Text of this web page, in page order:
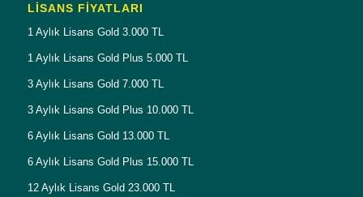
LISANS FIYATLARI
1 Aylık Lisans Gold 3.000 TL
1 Aylık Lisans Gold Plus 5.000 TL
3 Aylık Lisans Gold 7.000 TL
3 Aylık Lisans Gold Plus 10.000 TL
6 Aylık Lisans Gold 13.000 TL
6 Aylık Lisans Gold Plus 15.000 TL
12 Aylık Lisans Gold 23.000 TL